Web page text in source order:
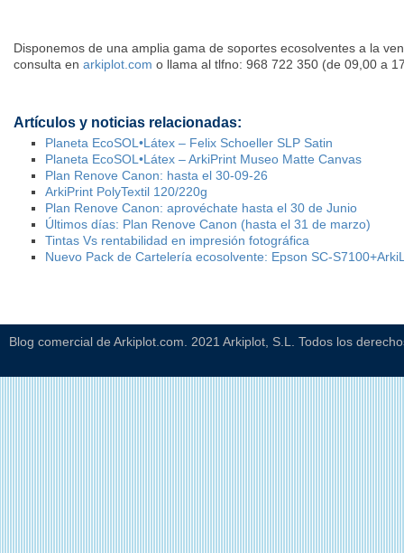
Disponemos de una amplia gama de soportes ecosolventes a la
consulta en arkiplot.com o llama al tlfno: 968 722 350 (de 09,00 a
Artículos y noticias relacionadas:
Planeta EcoSOL•Látex – Felix Schoeller SLP Satin
Planeta EcoSOL•Látex – ArkiPrint Museo Matte Canvas
Plan Renove Canon: hasta el 30-09-26
ArkiPrint PolyTextil 120/220g
Plan Renove Canon: aprovéchate hasta el 30 de Junio
Últimos días: Plan Renove Canon (hasta el 31 de marzo)
Tintas Vs rentabilidad en impresión fotográfica
Nuevo Pack de Cartelería ecosolvente: Epson SC-
Blog comercial de Arkiplot.com. 2021 Arkiplot, S.L. Todos los